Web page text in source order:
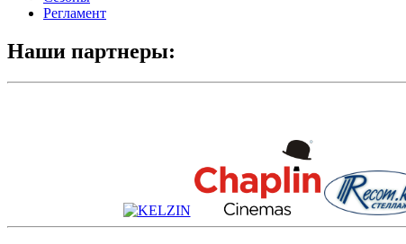
Регламент
Наши партнеры: